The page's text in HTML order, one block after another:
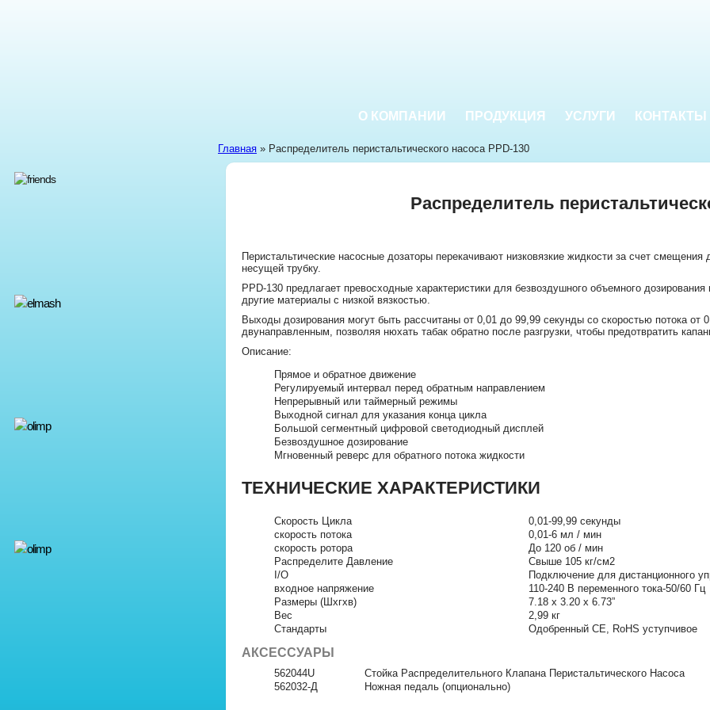
О КОМПАНИИ ПРОДУКЦИЯ УСЛУГИ КОНТАКТЫ
Главная » Распределитель перистальтического насоса PPD-130
Распределитель
Перистальтические насосные дозаторы перекачивают низковязкие жидкости за счет
несущей трубку.
PPD-130 предлагает превосходные характеристики для безвоздушного объемного
другие материалы с низкой вязкостью.
Выходы дозирования могут быть рассчитаны от 0,01 до 99,99 секунды со скоростью потока
двунаправленным, позволяя нюхать табак обратно после разгрузки, чтобы предотвратить
Описание:
Прямое и обратное движение
Регулируемый интервал перед обратным направлением
Непрерывный или таймерный режимы
Выходной сигнал для указания конца цикла
Большой сегментный цифровой светодиодный дисплей
Безвоздушное дозирование
Мгновенный реверс для обратного потока жидкости
ТЕХНИЧЕСКИЕ ХАРАКТЕРИСТИКИ
Скорость Цикла
0,01-99,99 секунды
скорость потока
0,01-6 мл / мин
скорость ротора
До 120 об / мин
Распределите Давление
Свыше 105 кг/см2
I/O
Подключение для дистанционного
входное напряжение
110-240 В переменного тока-50/60 Гц
Размеры (Шхгхв)
7.18 x 3.20 x 6.73”
Вес
2,99 кг
Стандарты
Одобренный CE, RoHS уступчивое
АКСЕССУАРЫ
562044U
Стойка Распределительного Клапана Перистальтического Насоса
562032-Д
Ножная педаль (опционально)